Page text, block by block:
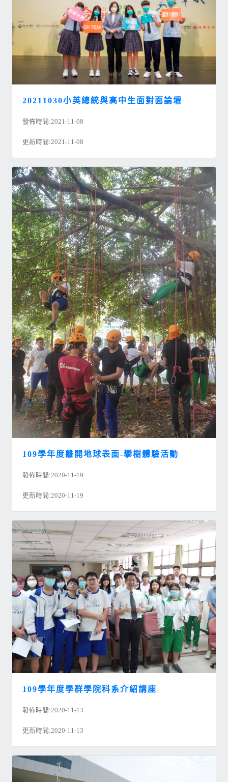
20211030小英總統與高中生面對面論壇
發佈時間:2021-11-08
更新時間:2021-11-08
109學年度離開地球表面-攀樹體驗活動
發佈時間:2020-11-19
更新時間:2020-11-19
109學年度學群學院科系介紹講座
發佈時間:2020-11-13
更新時間:2020-11-13